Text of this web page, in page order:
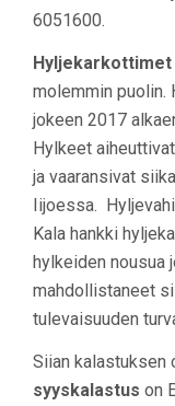
6051600.
Hyljekarkottimet
molemmin puolin.
jokeen 2017
Hylkeet
ja vaaransivat
Iijoessa.
Kala hankki
hylkeiden nousua
mahdollistaneet
tulevaisuuden
Siian kalastuksen
syyskalastus on